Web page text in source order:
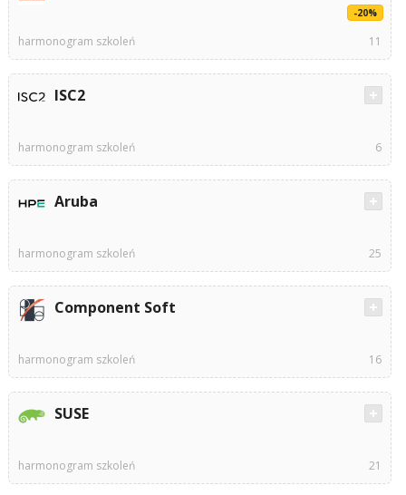
-20%
harmonogram szkoleń 11
ISC2
harmonogram szkoleń 6
Aruba
harmonogram szkoleń 25
Component Soft
harmonogram szkoleń 16
SUSE
harmonogram szkoleń 21